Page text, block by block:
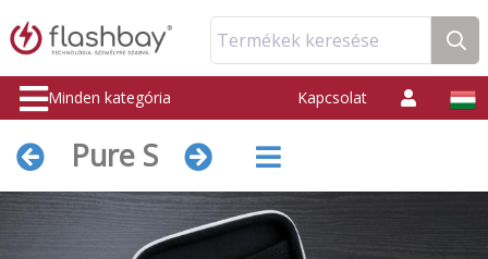
Termékek keresése
Minden kategória Kapcsolat
Pure S